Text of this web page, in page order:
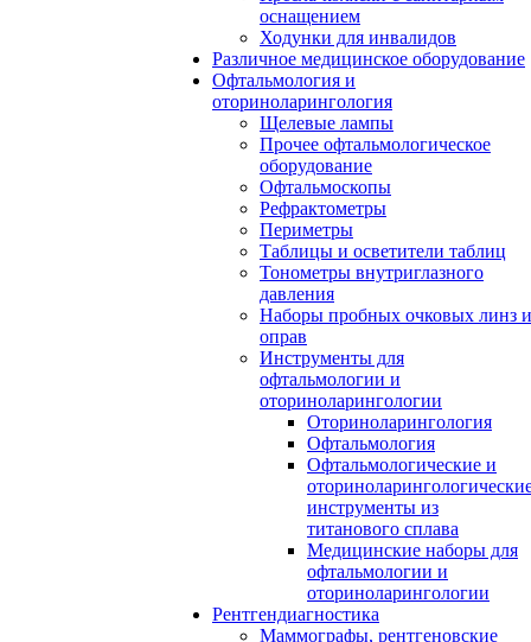
оснащением
Ходунки для инвалидов
Различное медицинское оборудование
Офтальмология и
оториноларингология
Щелевые лампы
Прочее офтальмологическое
оборудование
Офтальмоскопы
Рефрактометры
Периметры
Таблицы и осветители таблиц
Тонометры внутриглазного
давления
Наборы пробных очковых линз и
оправ
Инструменты для
офтальмологии и
оториноларингологии
Оториноларингология
Офтальмология
Офтальмологические и
инструменты из
титанового сплава
Медицинские наборы для
офтальмологии и
оториноларингологии
Рентгендиагностика
Маммографы, рентгеновские